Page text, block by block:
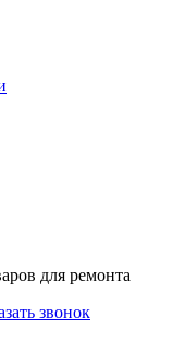
для ремонта
звонок